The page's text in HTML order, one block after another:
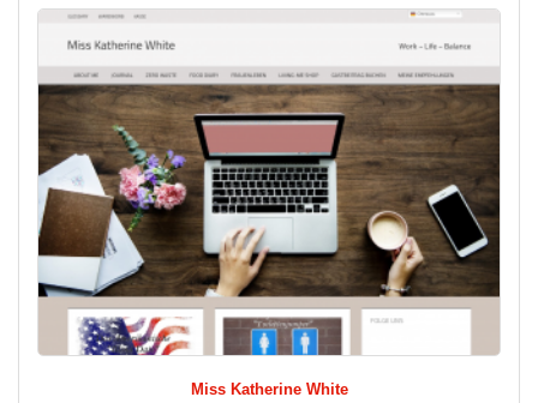
Miss Katherine White